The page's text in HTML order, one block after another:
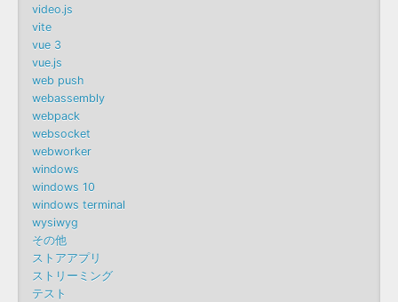
video.js
vite
vue 3
vue.js
web push
webassembly
webpack
websocket
webworker
windows
windows 10
windows terminal
wysiwyg
その他
ストアアプリ
ストリーミング
テスト